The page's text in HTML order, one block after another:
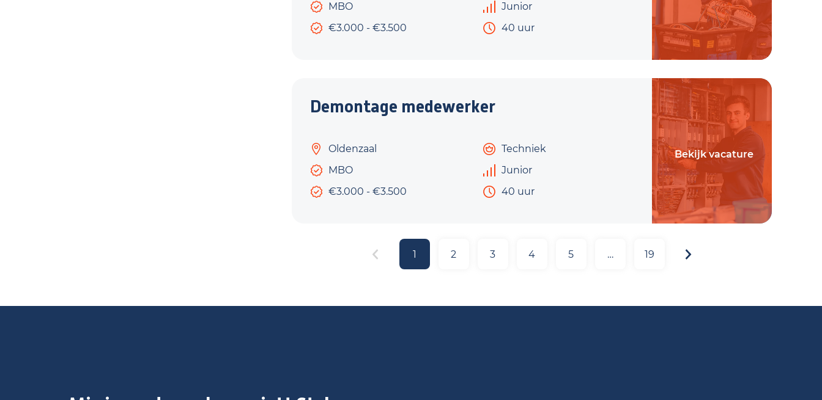
MBO
Junior
€3.000 - €3.500
40 uur
Demontage medewerker
Oldenzaal
Techniek
MBO
Junior
€3.000 - €3.500
40 uur
Bekijk vacature
1 2 3 4 5 … 19